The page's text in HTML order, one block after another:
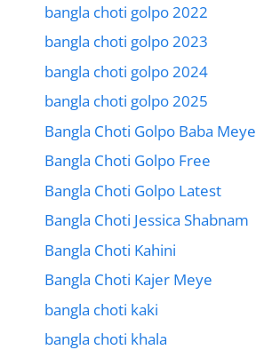
bangla choti golpo 2022
bangla choti golpo 2023
bangla choti golpo 2024
bangla choti golpo 2025
Bangla Choti Golpo Baba Meye
Bangla Choti Golpo Free
Bangla Choti Golpo Latest
Bangla Choti Jessica Shabnam
Bangla Choti Kahini
Bangla Choti Kajer Meye
bangla choti kaki
bangla choti khala